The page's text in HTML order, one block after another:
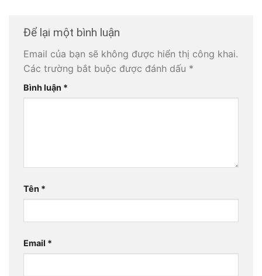
Để lại một bình luận
Email của bạn sẽ không được hiển thị công khai.
Các trường bắt buộc được đánh dấu *
Bình luận *
Tên *
Email *